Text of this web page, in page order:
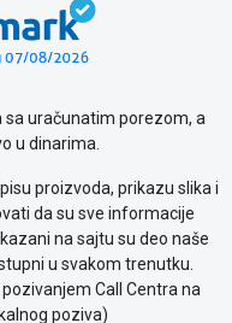
sa uračunatim porezom, a
u dinarima.
proizvoda, prikazu slika i
da su sve informacije
na sajtu su deo naše
u svakom trenutku.
Call Centra na
poziva)